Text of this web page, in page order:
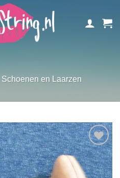
Schoenen en Laarzen
Aan
verlanglijst
toevoegen